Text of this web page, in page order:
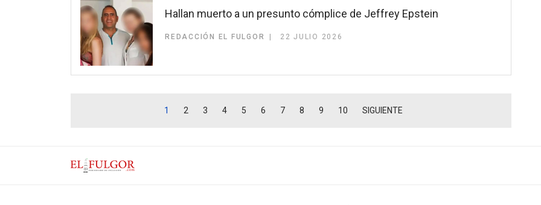
Hallan muerto a un presunto cómplice de Jeffrey Epstein
REDACCIÓN EL FULGOR 22 JULIO 2026
1 2 3 4 5 6 7 8 9 10 SIGUIENTE